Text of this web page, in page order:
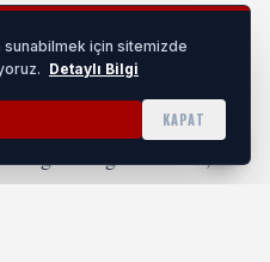
Red Sea Film
yer alıyor.
başkanlığını üstlendiği
ağırlandığı festivalde,
Minnie Driver ve Mısırlı
için sitemizde
Detaylı Bilgi
KAPAT